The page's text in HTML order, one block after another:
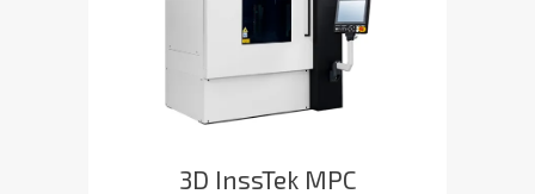
3D InssTek MPC